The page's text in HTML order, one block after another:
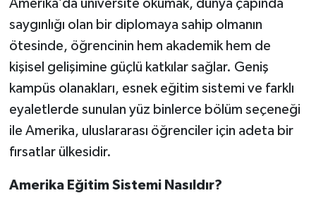
Amerika’da üniversite okumak, dünya çapında
saygınlığı olan bir diplomaya sahip olmanın
ötesinde, öğrencinin hem akademik hem de
kişisel gelişimine güçlü katkılar sağlar. Geniş
kampüs olanakları, esnek eğitim sistemi ve farklı
eyaletlerde sunulan yüz binlerce bölüm seçeneği
ile Amerika, uluslararası öğrenciler için adeta bir
fırsatlar ülkesidir.
Amerika Eğitim Sistemi Nasıldır?